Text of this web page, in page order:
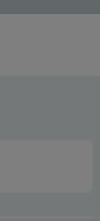
颗粒粒度能确保喷砂设备
对磨料回收利用时的介质